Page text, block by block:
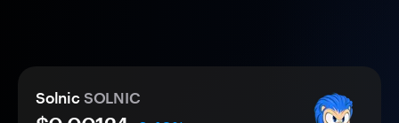
Solnic SOLNIC